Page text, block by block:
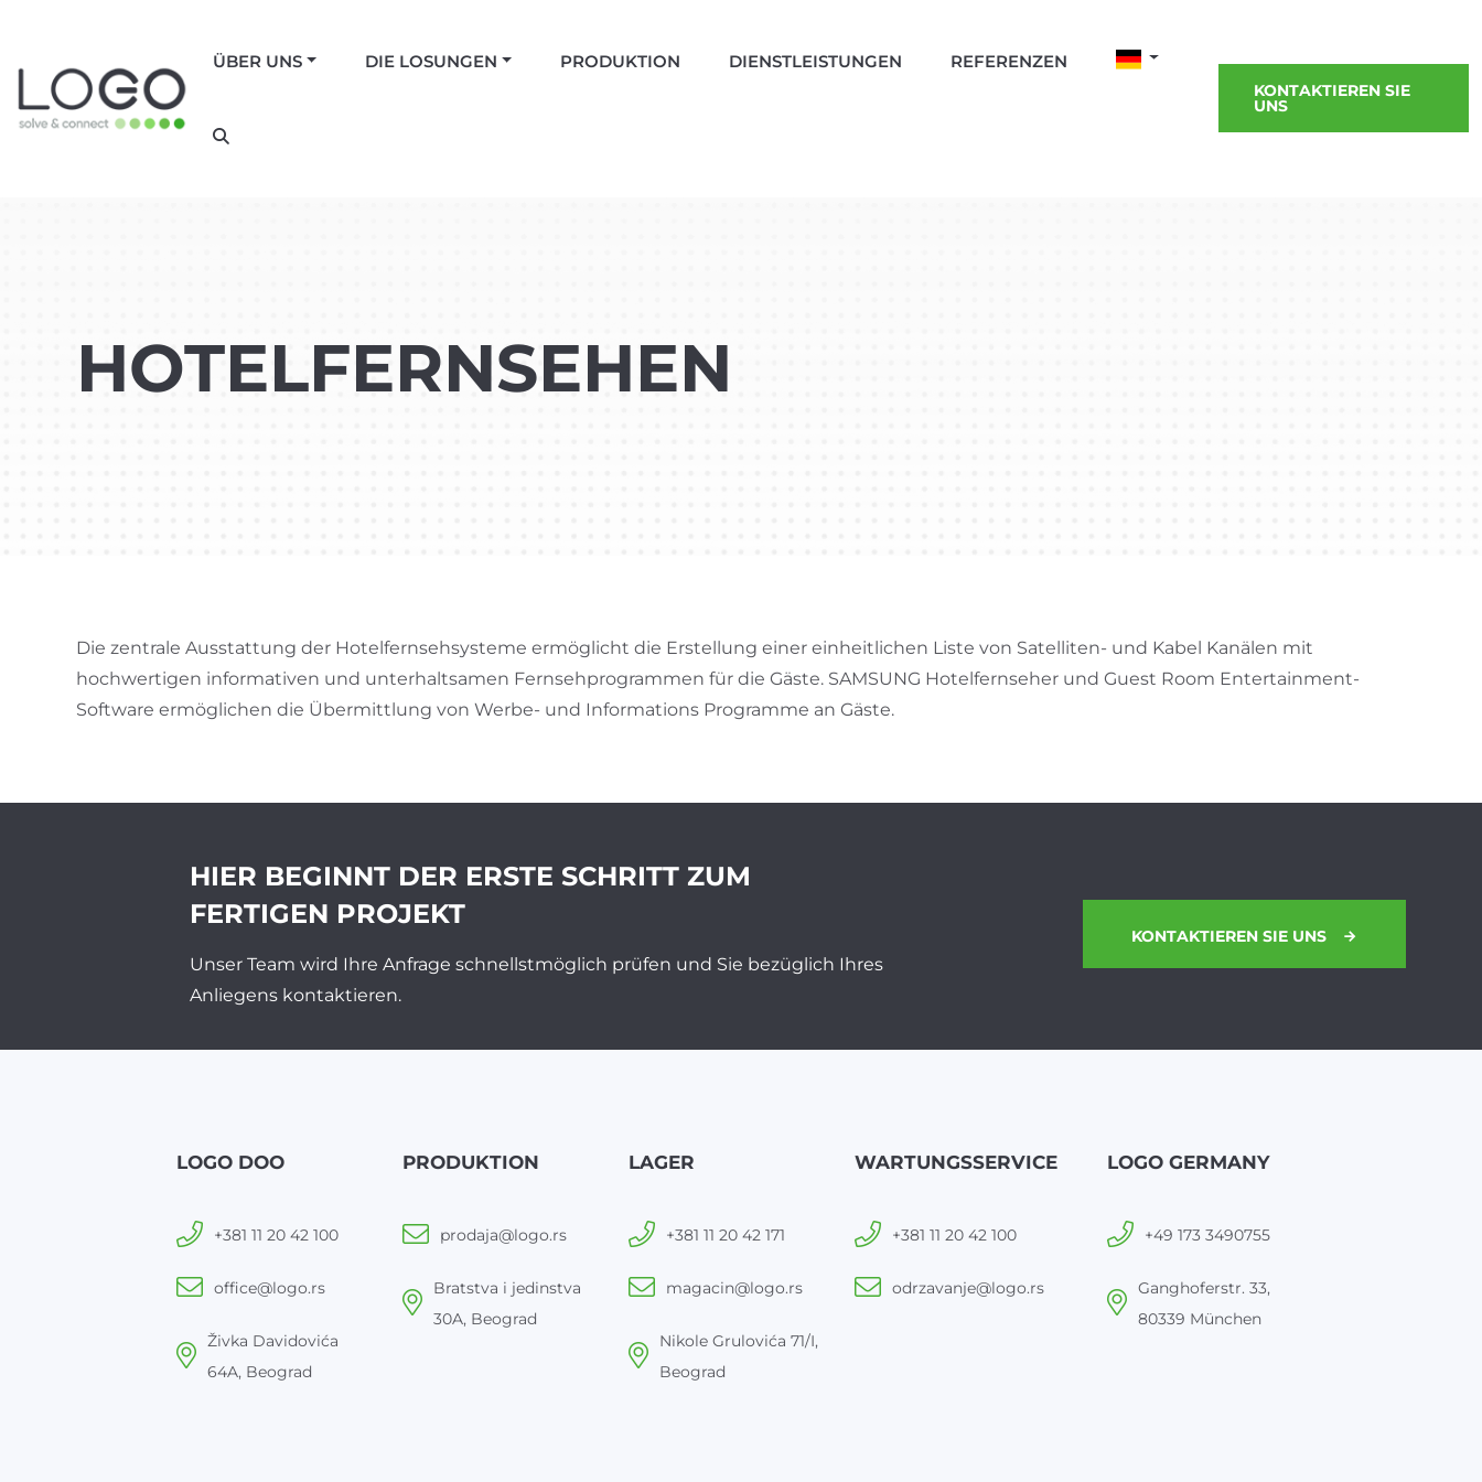
ÜBER UNS DIE LOSUNGEN PRODUKTION DIENSTLEISTUNGEN REFERENZEN
KONTAKTIEREN SIE
UNS
HOTELFERNSEHEN
Die zentrale Ausstattung der Hotelfernsehsysteme ermöglicht die Erstellung einer einheitlichen Liste von Satelliten- und Kabel Kanälen mit
hochwertigen informativen und unterhaltsamen Fernsehprogrammen für die Gäste. SAMSUNG Hotelfernseher und Guest Room Entertainment-
Software ermöglichen die Übermittlung von Werbe- und Informations Programme an Gäste.
HIER BEGINNT DER ERSTE SCHRITT ZUM
FERTIGEN PROJEKT
Unser Team wird Ihre Anfrage schnellstmöglich prüfen und Sie bezüglich Ihres
Anliegens kontaktieren.
KONTAKTIEREN SIE UNS
LOGO DOO
+381 11 20 42 100
office@logo.rs
Živka Davidovića
64A, Beograd
PRODUKTION
prodaja@logo.rs
Bratstva i jedinstva
30A, Beograd
LAGER
+381 11 20 42 171
magacin@logo.rs
Nikole Grulovića 71/I,
Beograd
WARTUNGSSERVICE
+381 11 20 42 100
odrzavanje@logo.rs
LOGO GERMANY
+49 173 3490755
Ganghoferstr. 33,
80339 München